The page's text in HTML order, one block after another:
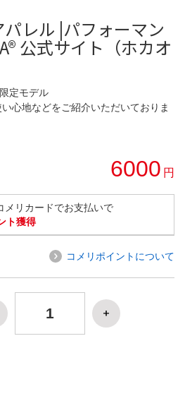
パレル |パフォーマン
公式サイト（ホカオ
定モデル
心地などをご紹介いただいておりま
6000 円
メリカードでお支払いで
ト獲得
コメリポイントについて